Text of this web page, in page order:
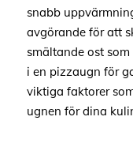
snabb
avgörande för att
smältande ost
i en pizzaugn för
viktiga faktorer
ugnen för dina